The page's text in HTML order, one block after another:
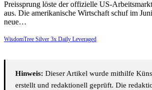
Preissprung löste der offizielle US-
aus. Die amerikanische Wirtschaft schuf im
neue…
WisdomTree Silver 3x Daily Leveraged
Hinweis: Dieser Artikel wurde mithilfe
erstellt und redaktionell geprüft. Die